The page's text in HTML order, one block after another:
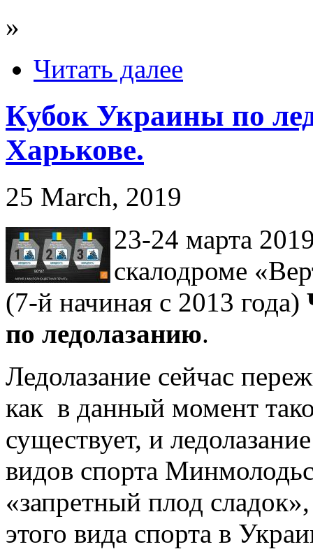
»
Читать далее
Кубок Украины по
Харькове.
25 March, 2019
23-24 марта
скалодроме
(7-й начиная с 2013 года)
по ледолазанию.
Ледолазание сейчас
как в данный момент
существует, и
видов спорта
«запретный плод
этого вида спорта в